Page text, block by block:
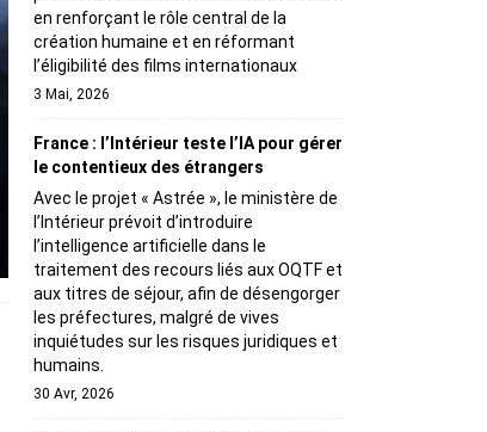
en renforçant le rôle central de la
création humaine et en réformant
l’éligibilité des films internationaux
3 Mai, 2026
France : l’Intérieur teste l’IA pour gérer
le contentieux des étrangers
Avec le projet « Astrée », le ministère de
l’Intérieur prévoit d’introduire
l’intelligence artificielle dans le
traitement des recours liés aux OQTF et
aux titres de séjour, afin de désengorger
les préfectures, malgré de vives
inquiétudes sur les risques juridiques et
humains.
30 Avr, 2026